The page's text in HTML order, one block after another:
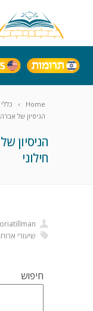
Home כללי
הניסיון של
הניסיון
חילוני
שיעורי
חיפוש